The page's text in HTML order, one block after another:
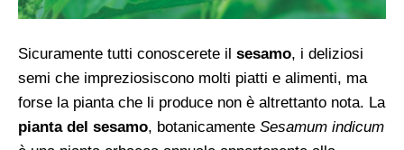
Sicuramente tutti conoscerete il sesamo, i deliziosi
semi che impreziosiscono molti piatti e alimenti, ma
forse la pianta che li produce non è altrettanto nota. La
pianta del sesamo, botanicamente Sesamum indicum